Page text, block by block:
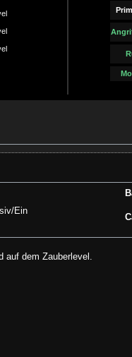
Ein
auf dem Zauberlevel.